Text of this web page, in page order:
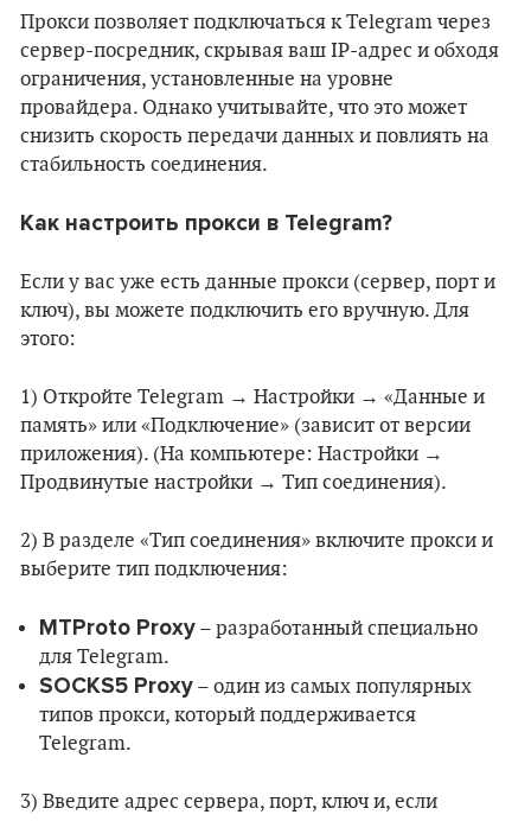
Прокси позволяет подключаться к Telegram через
сервер-посредник, скрывая ваш IP-адрес и обходя
ограничения, установленные на уровне
провайдера. Однако учитывайте, что это может
снизить скорость передачи данных и повлиять на
стабильность соединения.
Как настроить прокси в Telegram?
Если у вас уже есть данные прокси (сервер, порт и
ключ), вы можете подключить его вручную. Для
этого:
1) Откройте Telegram → Настройки → «Данные и
память» или «Подключение» (зависит от версии
приложения). (На компьютере: Настройки →
Продвинутые настройки → Тип соединения).
2) В разделе «Тип соединения» включите прокси и
выберите тип подключения:
MTProto Proxy – разработанный специально
для Telegram.
SOCKS5 Proxy – один из самых популярных
типов прокси, который поддерживается
Telegram.
3) Введите адрес сервера, порт, ключ и, если